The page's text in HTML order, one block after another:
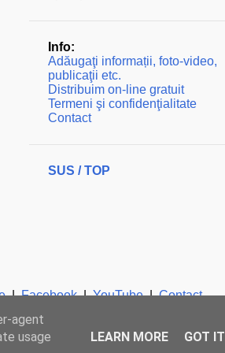
Info:
Adăugaţi informații, foto-video,
publicaţii etc.
Distribuim on-line gratuit
Termeni şi confidenţialitate
Contact
SUS / TOP
|Facebook|YouTube|Contact
agent
usage
LEARN MORE GOT IT